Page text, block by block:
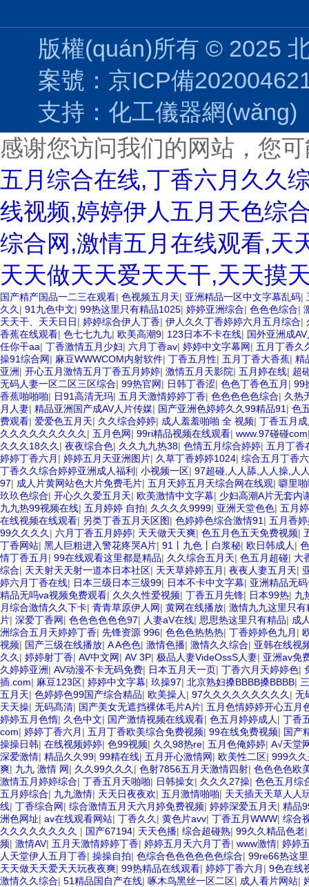
版權(quán)所有 © 2025
案號：京ICP備
支持： 化工儀器網(wǎng)
感谢您访问我们的网站，您
五月综合在线,丁香六月久久
线视频,婷婷伊人五月天色综
综合网,激情五月在线观看,天
天天做天天爱天天干,天天摸
国产精产国品一二三在观看| 色视频五月天| 亚洲精品一区中文字幕乱码|
久久 | 91九色中文| 99热这里只有精品1025| 婷婷亚洲综合| 色色色综合|
天天干、天天日日| 婷婷综合伊人丁香| 伊人久久丁香婷婷六月五月综合|
香蕉在线观看| 色七七九九| 欧美高潮9| 123日本不卡在线| 国外亚洲成
任你干aa| 丁香激情五月少妇| 六月丁香av| 婷婷中文字幕网| 五月丁香久
操91综合网| 麻豆WWWCOM内射软件| 丁香五月性| 五月丁香大香蕉| 精
亚洲| 开心五月激情五月丁香五月婷婷| 激情五月天影院| 五月婷在线| 超
无码人妻一区二区三区综合| 99热官网| 日韩丁香涩| 色色丁香色五月 | 99
香蕉啪啪啪| 日91高清无玛| 五月天激情婷婷丁香| 色色色色色综合| 久热
月人妻| 精品亚洲国产成AV人片传媒| 国产亚洲色婷婷久久99精品91 | 色
费观看| 爱爱色五月天| 久久综合婷婷| 成人羞羞啪啪 全 视频| 丁香五月
久久久久久久久久久 | 五月色网| 99ri精品视频在线观看| www.97碰碰com
久久久18久久 | 夜夜综合色| 久久九九热38| 色情五月综合婷婷| 五月丁香
婷婷丁香六月 | 婷婷五月天亚洲图片| 久草丁香婷婷1024| 综合五月丁香
丁香久久综合婷婷亚洲成人福利 | 小视频一区| 97超碰,人人舔,人人操,人
97| 成人片黄网站色大片免费毛片| 五月天婷五月天综合网在线观| 噼里
玖玖色综合| 开心久久爱五月天| 欧美激情中文字幕| 少妇高潮A片无套内
九九热99视频在线| 五月婷婷 自拍| 久久久久9999| 亚洲天堂色色| 五月
在线视频在线观看| 另类丁香五月天区图| 色婷婷色综合激情91 | 五月香
99久久久久 | 六月丁香五月婷婷| 天天做天天爽| 色五月色五天免费视频|
丁香网站| 黑人巨粗进入警花疼哭A片| 91丨九色丨白浆秘| 欧日韩成人 |
情丁香五月 | 99在线观看这里都是精品| 久久综合五月天| 色五月超碰| 大
综合| 天天射天天射一道本日本社区| 天天草婷婷五月 | 夜夜人妻五月天|
婷六月丁香在线| 日本三级日本三级99| 日本不卡中文字幕| 亚洲精品无
精品无吗va视频免费观看| 久久久性爱视频| 丁香五月先锋| 日本99热| 九
月综合激情久久下卡| 青青草原伊人网| 黄网在线播放| 激情九九这里只有
片| 深爱丁香网| 色色色色色色97| 人妻aV在线| 思思热这里只有精品| 成
洲综合五月天婷婷丁香| 先锋资源 996| 色色色热热热| 丁香婷婷色九月 |
视频| 国产三级在线播放| A A色色| 激情色播| 激情久久综合| 亚韩在线视
久久 | 婷婷射丁香| AV中文网| AV 3P| 极品人妻VideOssS人妻| 亚洲av免
久婷婷亚洲| AV动漫不卡无码免费| 日本五月天一页| 丁香六月天婷婷色|
插.com| 麻豆123区| 婷婷中文字幕| 玖操97| 北京熟妇搡BBBB搡BBBB|
五月天| 色婷婷色99国产综合精品| 欧美操人 | 97久久久久久久久久久 | 无
天天操| 无码髙清| 国产美女无遮挡裸体毛片A片| 五月色情婷婷开心五月
婷婷五月色惰| 久色中文| 国产激情视频在线观看| 色五月婷婷成人 | 丁香
com| 婷婷丁香六月 | 五月丁香欧美综合免费视频| 99在线免费视频| 国产
操操日韩| 在线视频婷婷| 色99视频| 久久98热re| 五月色俺婷婷| A√天堂
深爱激情| 精品久久99| 99精在线| 五月开心激情网| 欧美性二区| 999久
爽| 九九 激情 网| 久久99久久久 | 色射7856五月天激情四射| 色色色色欧
激情五月婷婷综合| 丁香五月天啪啪| 日韩操女| 久久久27操| 色色五月综
五月婷综合| 九九激情| 天天日夜夜欢| 五月激情啪啪| 天天插天天草人人
线| 丁香综合网| 综合激情五月天六月婷免费视频| 婷婷深爱五月天| 精品
洲色网址| av在线观看网站| 丁香久久 | 黄色片avv| 丁香五月WWW| 综合
久久久久久久久久 | 国产67194| 天天色播| 综合超碰熟| 99久久精品色老
频| 激情AV| 五月天激情婷婷丁香| 婷婷五月天六月丁香| www激情| 婷婷
人天堂伊人五月丁香| 操操自拍| 色综合色色色色色色综合| 99re66热这
天天做天天爱天天玩夜夜爽| 99热精品在线观看| 婷婷丁香六月 | 9色在线
激情久久综合| 51精品国自产在线| 啄木鸟黑丝一区二区| 成人看片网站|